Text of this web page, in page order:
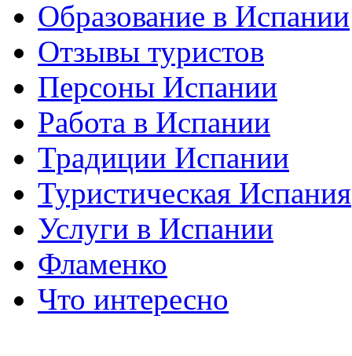
Образование в Испании
Отзывы туристов
Персоны Испании
Работа в Испании
Традиции Испании
Туристическая Испания
Услуги в Испании
Фламенко
Что интересно